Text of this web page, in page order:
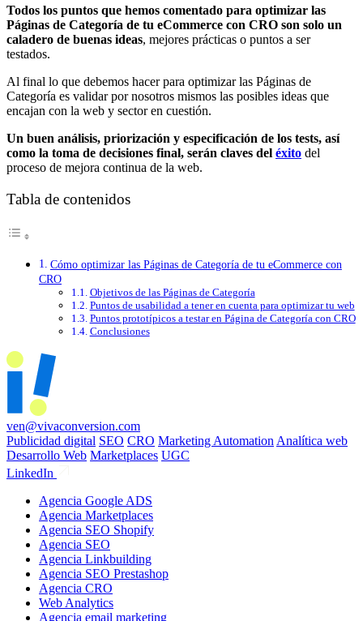
Todos los puntos que hemos comentado para optimizar las
Páginas de Categoría de tu eCommerce con CRO son solo un
caladero de buenas ideas, mejores prácticas o puntos a ser
testados.
Al final lo que debemos hacer para optimizar las Páginas de
Categoría es validar por nosotros mismos las posibles ideas que
encajan con la web y sector en cuestión.
Un buen análisis, priorización y especificación de los tests, así
como la toma de decisiones final, serán claves del éxito del
proceso de mejora continua de la web.
Tabla de contenidos
Cómo optimizar las Páginas de Categoría de tu eCommerce con
CRO
Objetivos de las Páginas de Categoría
Puntos de usabilidad a tener en cuenta para optimizar tu web
Puntos prototípicos a testar en Página de Categoría con CRO
Conclusiones
ven@vivaconversion.com
Publicidad digital SEO CRO Marketing Automation Analítica web
Desarrollo Web Marketplaces UGC
LinkedIn
Agencia Google ADS
Agencia Marketplaces
Agencia SEO Shopify
Agencia SEO
Agencia Linkbuilding
Agencia SEO Prestashop
Agencia CRO
Web Analytics
Agencia email marketing